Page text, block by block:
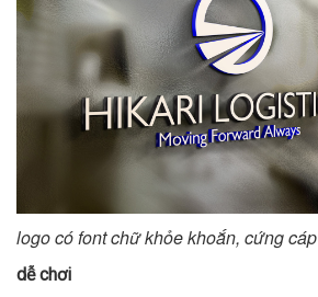
logo có font chữ khỏe khoắn, cứng cáp
dễ chơi